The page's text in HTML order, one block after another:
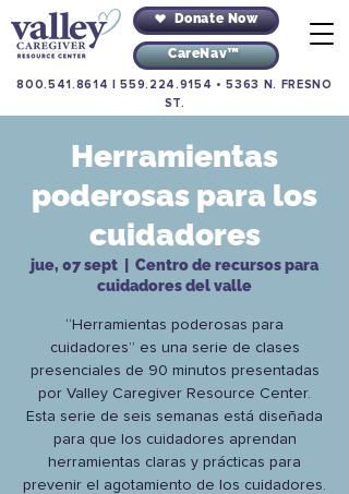
Donate Now
CareNav™
800.541.8614 |559.224.9154 •5363 N. FRESNO
ST.
Herramientas
poderosas para los
cuidadores
jue, 07 sept
Centro de recursos para
cuidadores del valle
“Herramientas poderosas para
cuidadores” es una serie de clases
presenciales de 90 minutos presentadas
por Valley Caregiver Resource Center.
Esta serie de seis semanas está diseñada
para que los cuidadores aprendan
herramientas claras y prácticas para
prevenir el agotamiento de los cuidadores.